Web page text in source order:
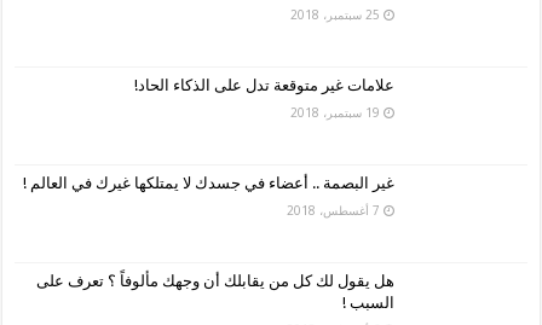
25 سبتمبر، 2018
علامات غير متوقعة تدل على الذكاء الحاد!
19 سبتمبر، 2018
غير البصمة .. أعضاء في جسدك لا يمتلكها غيرك في العالم !
7 أغسطس، 2018
هل يقول لك كل من يقابلك أن وجهك مألوفاً ؟ تعرف على
السبب !